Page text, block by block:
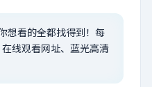
想看的全都找得到！每
线观看网址、蓝光高清